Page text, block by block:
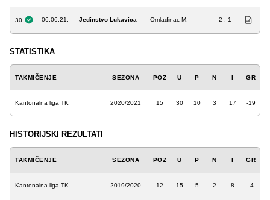
30. 06.06.21. Jedinstvo Lukavica - Omladinac M. 2 : 1
STATISTIKA
TAKMIČENJE SEZONA POZ U P N I GR
Kantonalna liga TK 2020/2021 15 30 10 3 17 -19
HISTORIJSKI REZULTATI
TAKMIČENJE SEZONA POZ U P N I GR
Kantonalna liga TK 2019/2020 12 15 5 2 8 -4